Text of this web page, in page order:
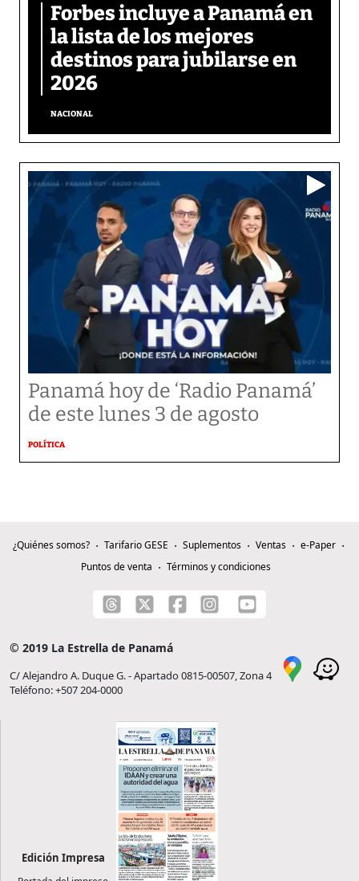
Forbes incluye a Panamá en
la lista de los mejores
destinos para jubilarse en
2026
NACIONAL
Panamá hoy de ‘Radio Panamá’
de este lunes 3 de agosto
POLÍTICA
¿Quiénes somos? Tarifario GESE Suplementos Ventas
e-Paper
Puntos de venta
Términos y condiciones
© 2019 La Estrella de Panamá
C/ Alejandro A. Duque G. - Apartado 0815-00507, Zona 4
Teléfono: +507 204-0000
Edición Impresa